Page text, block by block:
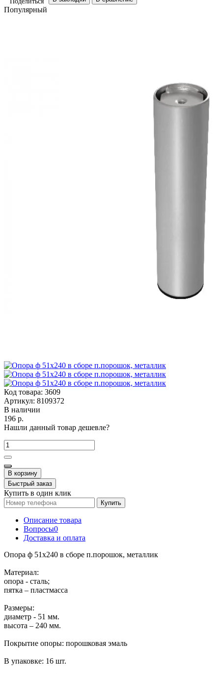
Популярный
Код товара: 3609
Артикул: 8109372
В наличии
196 р.
Нашли данный товар дешевле?
В корзину
Быстрый заказ
Купить в один клик
Купить
Описание товара
Вопросы0
Доставка и оплата
Опора ф 51х240 в сборе п.порошок, металлик
Материал:
опора - сталь;
пятка – пластмасса
Размеры:
диаметр - 51 мм.
высота – 240 мм.
Покрытие опоры: порошковая эмаль
В упаковке: 16 шт.